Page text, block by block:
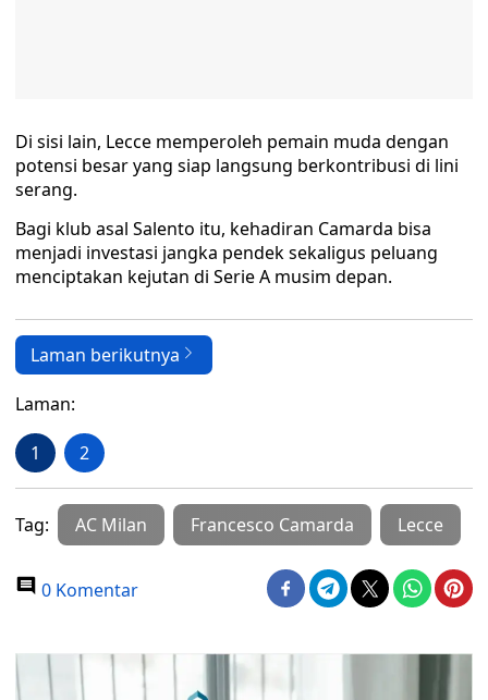
Di sisi lain, Lecce memperoleh pemain muda dengan
potensi besar yang siap langsung berkontribusi di lini
serang.
Bagi klub asal Salento itu, kehadiran Camarda bisa
menjadi investasi jangka pendek sekaligus peluang
menciptakan kejutan di Serie A musim depan.
Laman berikutnya
Laman:
1 2
Tag: AC Milan Francesco Camarda Lecce
0 Komentar